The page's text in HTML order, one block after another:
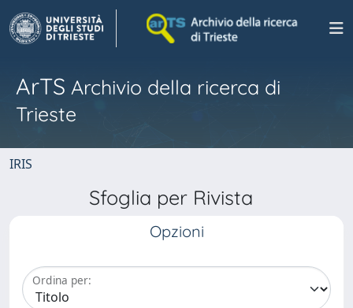
ArTS Archivio della ricerca di
Trieste
IRIS
Sfoglia per Rivista
Opzioni
Ordina per: